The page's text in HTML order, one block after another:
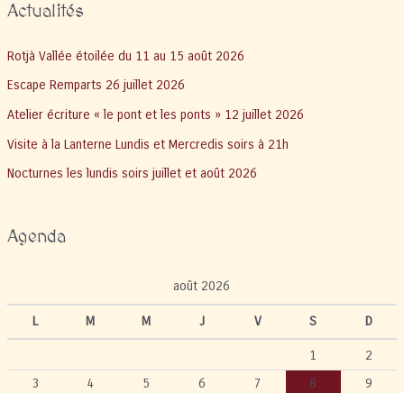
Actualités
Rotjà Vallée étoilée du 11 au 15 août 2026
Escape Remparts 26 juillet 2026
Atelier écriture « le pont et les ponts » 12 juillet 2026
Visite à la Lanterne Lundis et Mercredis soirs à 21h
Nocturnes les lundis soirs juillet et août 2026
Agenda
août 2026
L M M J V S D
1
2
3
4 5 6 7 8
9